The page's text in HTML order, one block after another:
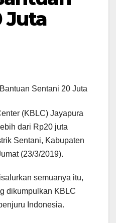
Juta
(KBLC) Jayapura
dari Rp20 juta
Sentani, Kabupaten
(23/3/2019).
semuanya itu,
dikumpulkan KBLC
Indonesia.